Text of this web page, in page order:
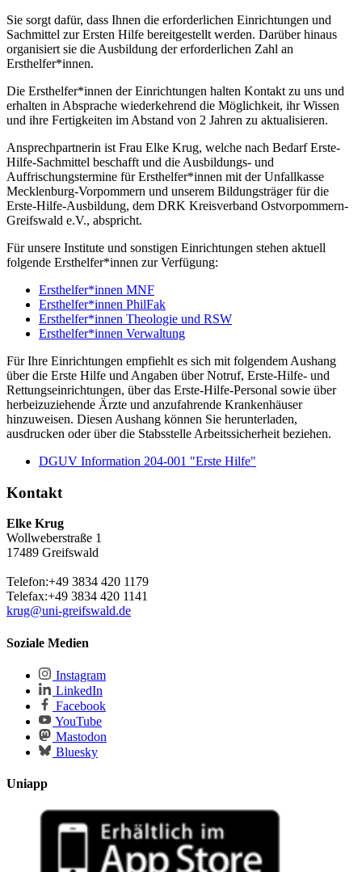
Sie sorgt dafür, dass Ihnen die erforderlichen Einrichtungen und
Sachmittel zur Ersten Hilfe bereitgestellt werden. Darüber hinaus
organisiert sie die Ausbildung der erforderlichen Zahl an
Ersthelfer*innen.
Die Ersthelfer*innen der Einrichtungen halten Kontakt zu uns und
erhalten in Absprache wiederkehrend die Möglichkeit, ihr Wissen
und ihre Fertigkeiten im Abstand von 2 Jahren zu aktualisieren.
Ansprechpartnerin ist Frau Elke Krug, welche nach Bedarf Erste-
Hilfe-Sachmittel beschafft und die Ausbildungs- und
Auffrischungstermine für Ersthelfer*innen mit der Unfallkasse
Mecklenburg-Vorpommern und unserem Bildungsträger für die
Erste-Hilfe-Ausbildung, dem DRK Kreisverband Ostvorpommern-
Greifswald e.V., abspricht.
Für unsere Institute und sonstigen Einrichtungen stehen aktuell
folgende Ersthelfer*innen zur Verfügung:
Ersthelfer*innen MNF
Ersthelfer*innen PhilFak
Ersthelfer*innen Theologie und RSW
Ersthelfer*innen Verwaltung
Für Ihre Einrichtungen empfiehlt es sich mit folgendem Aushang
über die Erste Hilfe und Angaben über Notruf, Erste-Hilfe- und
Rettungseinrichtungen, über das Erste-Hilfe-Personal sowie über
herbeizuziehende Ärzte und anzufahrende Krankenhäuser
hinzuweisen. Diesen Aushang können Sie herunterladen,
ausdrucken oder über die Stabsstelle Arbeitssicherheit beziehen.
DGUV Information 204-001 "Erste Hilfe"
Kontakt
Elke Krug
Wollweberstraße 1
17489 Greifswald
Telefon:+49 3834 420 1179
Telefax:+49 3834 420 1141
krug@uni-greifswald.de
Soziale Medien
Instagram
LinkedIn
Facebook
YouTube
Mastodon
Bluesky
Uniapp